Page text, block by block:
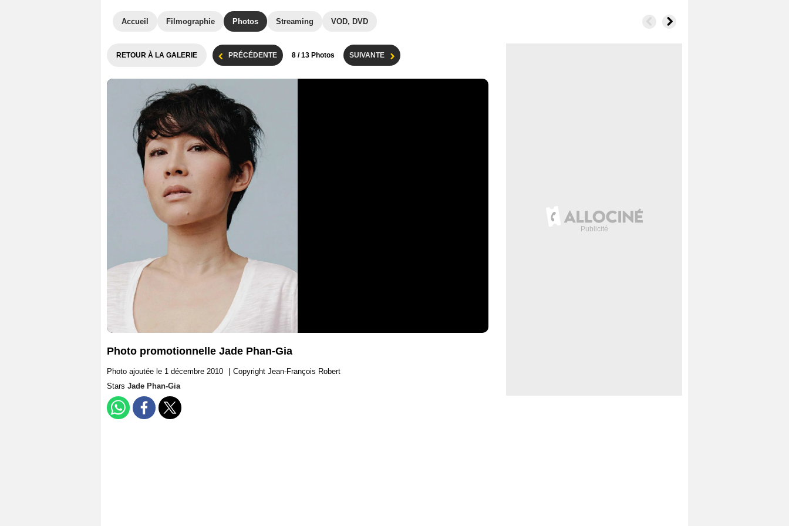
Accueil Filmographie Photos Streaming VOD, DVD
RETOUR À LA GALERIE PRÉCÉDENTE 8 / 13 Photos SUIVANTE
Photo promotionnelle Jade Phan-Gia
Photo ajoutée le 1 décembre 2010
Copyright Jean-François Robert
Stars Jade Phan-Gia